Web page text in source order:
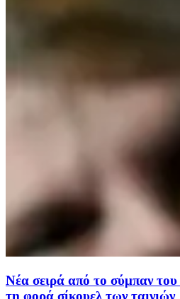
Νέα σειρά από το σύμπαν
τη φορά σίκουελ των ταινιών